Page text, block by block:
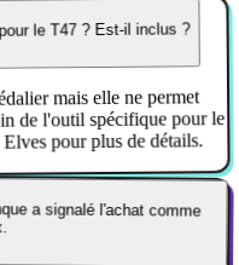
le T47 ? Est-il inclus ?
mais elle ne permet
de l'outil spécifique pour le
pour plus de détails.
a signalé l'achat comme